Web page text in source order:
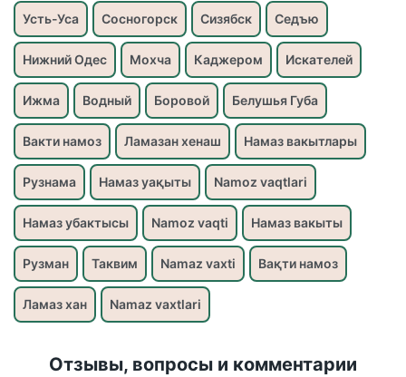
Усть-Уса Сосногорск Сизябск Седъю
Нижний Одес Мохча Каджером Искателей
Ижма Водный Боровой Белушья Губа
Вакти намоз Ламазан хенаш Намаз вакытлары
Рузнама Намаз уақыты Namoz vaqtlari
Намаз убактысы Namoz vaqti Намаз вакыты
Рузман Таквим Namaz vaxti Вақти намоз
Ламаз хан Namaz vaxtlari
Отзывы, вопросы и комментарии